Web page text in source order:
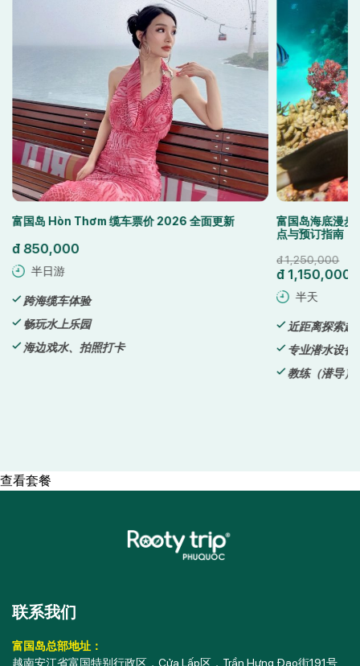
车票价 2026 全面更新
卡
富国岛海底漫步（Sea Walker）门票
近距离探索超过 250 种珍稀珊瑚
教练（潜导）随行陪同
查看套餐
联系我们
富国岛总部地址：
越南安江省富国特别行政区，Cửa Lấp区，Trần Hưng Đạo街191号